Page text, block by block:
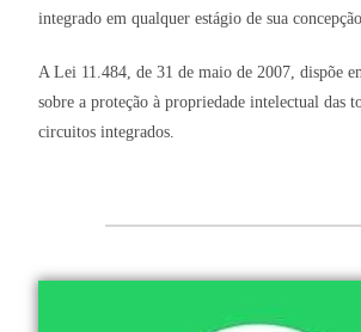
integrado em qualquer estágio de sua
A Lei 11.484, de 31 de maio de 2007, dispõe
sobre a proteção à propriedade intelectual das
circuitos integrados.